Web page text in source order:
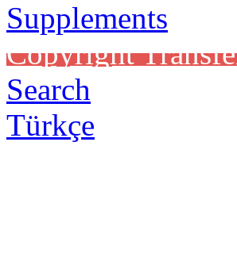
Supplements
Copyright
Search
Türkçe